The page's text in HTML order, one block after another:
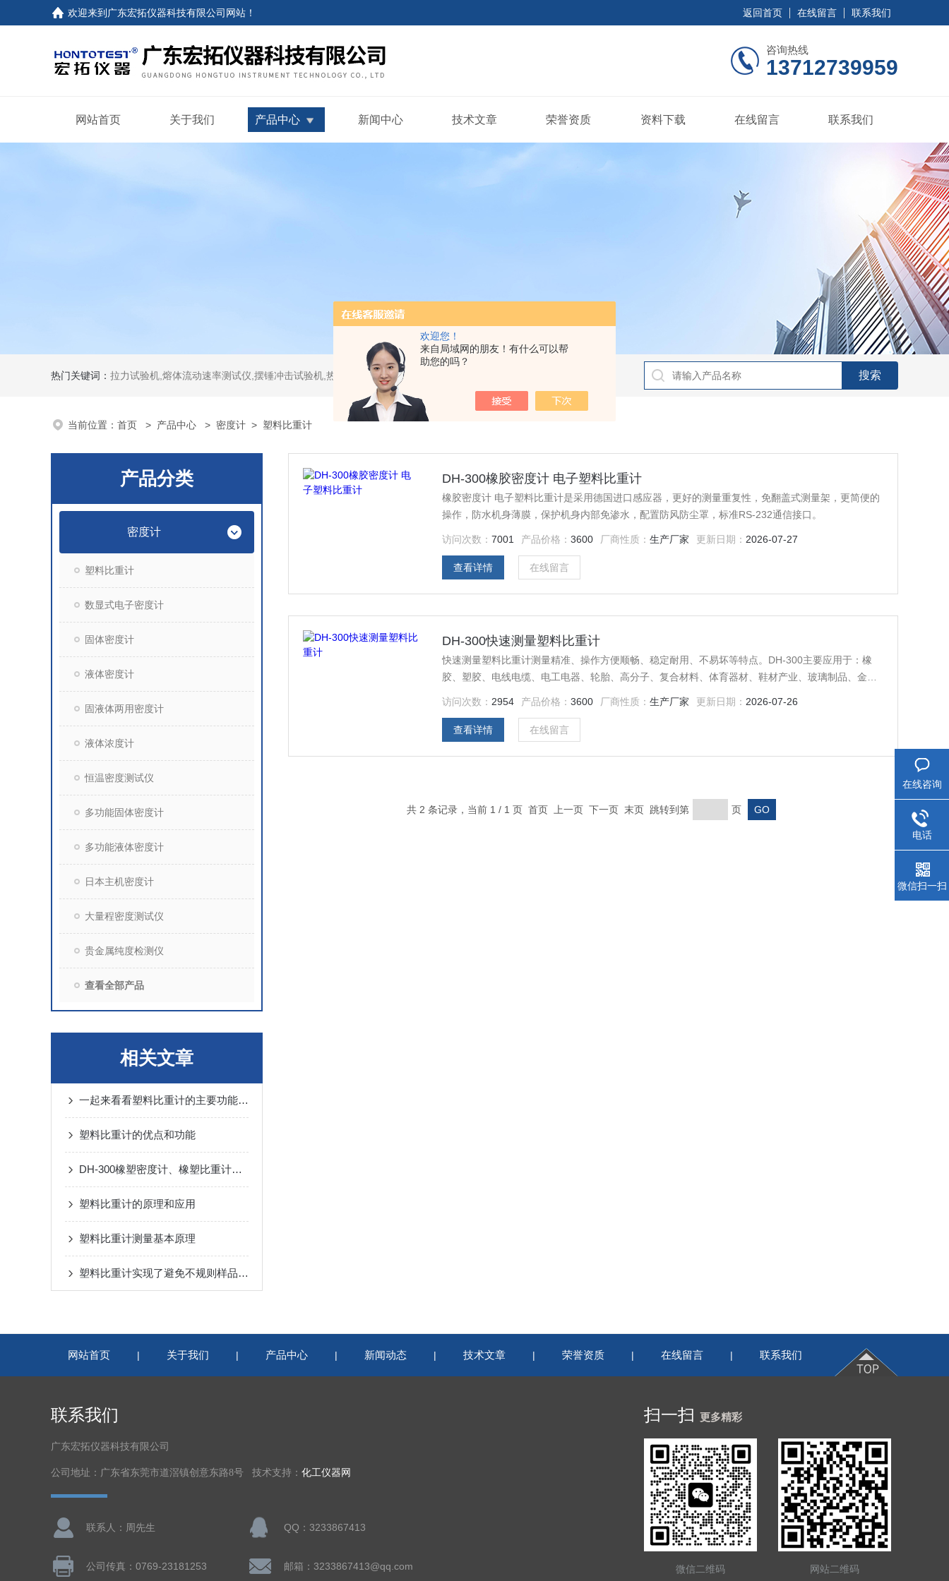
欢迎您！
来自局域网的朋友！有什么可以帮
助您的吗？
欢迎来到 广东宏拓仪器科技有限公司网站 ！ 返回首页 在线留言 联系我们
咨询热线
13712739959
网站首页 关于我们 产品中心 新闻中心 技术文章 荣誉资质 资料下载 在线留言 联系我们
热门关键词： 拉力试验机,熔体流动速率测试仪,摆锤冲击试验机,热变形维卡试验机,密度测试仪,水平垂直燃烧试验机,针焰试验机,恒温恒湿试验机,UV紫外线老化试验机,DSC差示扫描量热仪
当前位置： 首页 > 产品中心 > 密度计 > 塑料比重计
产品分类
密度计
塑料比重计
数显式电子密度计
固体密度计
液体密度计
固液体两用密度计
液体浓度计
恒温密度测试仪
多功能固体密度计
多功能液体密度计
日本主机密度计
大量程密度测试仪
贵金属纯度检测仪
查看全部产品
相关文章
一起来看看塑料比重计的主要功能及特征
塑料比重计的优点和功能
DH-300橡塑密度计、橡塑比重计故障排除方法
塑料比重计的原理和应用
塑料比重计测量基本原理
塑料比重计实现了避免不规则样品的快速测量歧视
DH-300橡胶密度计 电子塑料比重计
橡胶密度计 电子塑料比重计是采用德国进口感应器，更好的测量重复性，免翻盖式测量架，更简便的
操作，防水机身薄膜，保护机身内部免渗水，配置防风防尘罩，标准RS-232通信接口。
访问次数：7001 产品价格：3600 厂商性质：生产厂家 更新日期： 2026-07-27
查看详情 在线留言
DH-300快速测量塑料比重计
快速测量塑料比重计测量精准、操作方便顺畅、稳定耐用、不易坏等特点。DH-300主要应用于：橡
胶、塑胶、电线电缆、电工电器、轮胎、高分子、复合材料、体育器材、鞋材产业、玻璃制品、金属
访问次数： 2954 产品价格：3600 厂商性质：生产厂家 更新日期： 2026-07-26
查看详情 在线留言
共 2 条记录，当前 1 / 1 页 首页 上一页 下一页 末页 跳转到第 页
网站首页 | 关于我们 | 产品中心 | 新闻动态 | 技术文章 | 荣誉资质 | 在线留言 | 联系我们
联系我们
广东宏拓仪器科技有限公司
公司地址：广东省东莞市道滘镇创意东路8号 技术支持： 化工仪器网
联系人：周先生 QQ：3233867413
公司传真：0769-23181253 邮箱：3233867413@qq.com
扫一扫 更多精彩
微信二维码 网站二维码
在线咨询
电话
微信扫一扫